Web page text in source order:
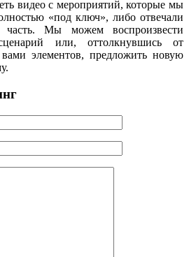
видео с мероприятий, которые мы
«под ключ», либо отвечали
Мы можем воспроизвести
или, оттолкнувшись от
элементов, предложить новую